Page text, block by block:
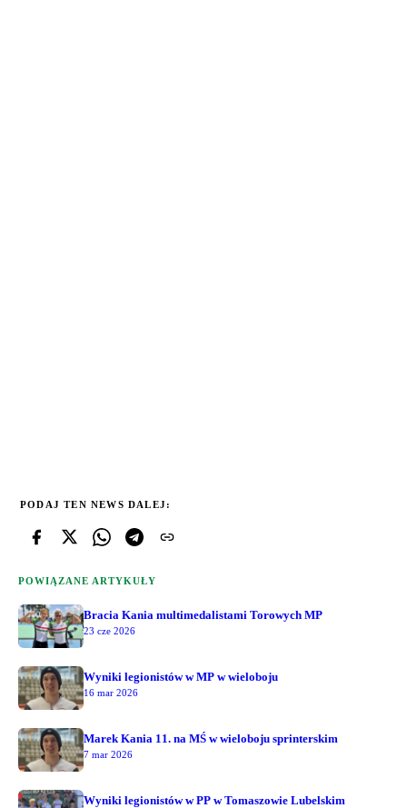
PODAJ TEN NEWS DALEJ:
POWIĄZANE ARTYKUŁY
Bracia Kania multimedalistami Torowych MP
23 cze 2026
Wyniki legionistów w MP w wieloboju
16 mar 2026
Marek Kania 11. na MŚ w wieloboju sprinterskim
7 mar 2026
Wyniki legionistów w PP w Tomaszowie Lubelskim